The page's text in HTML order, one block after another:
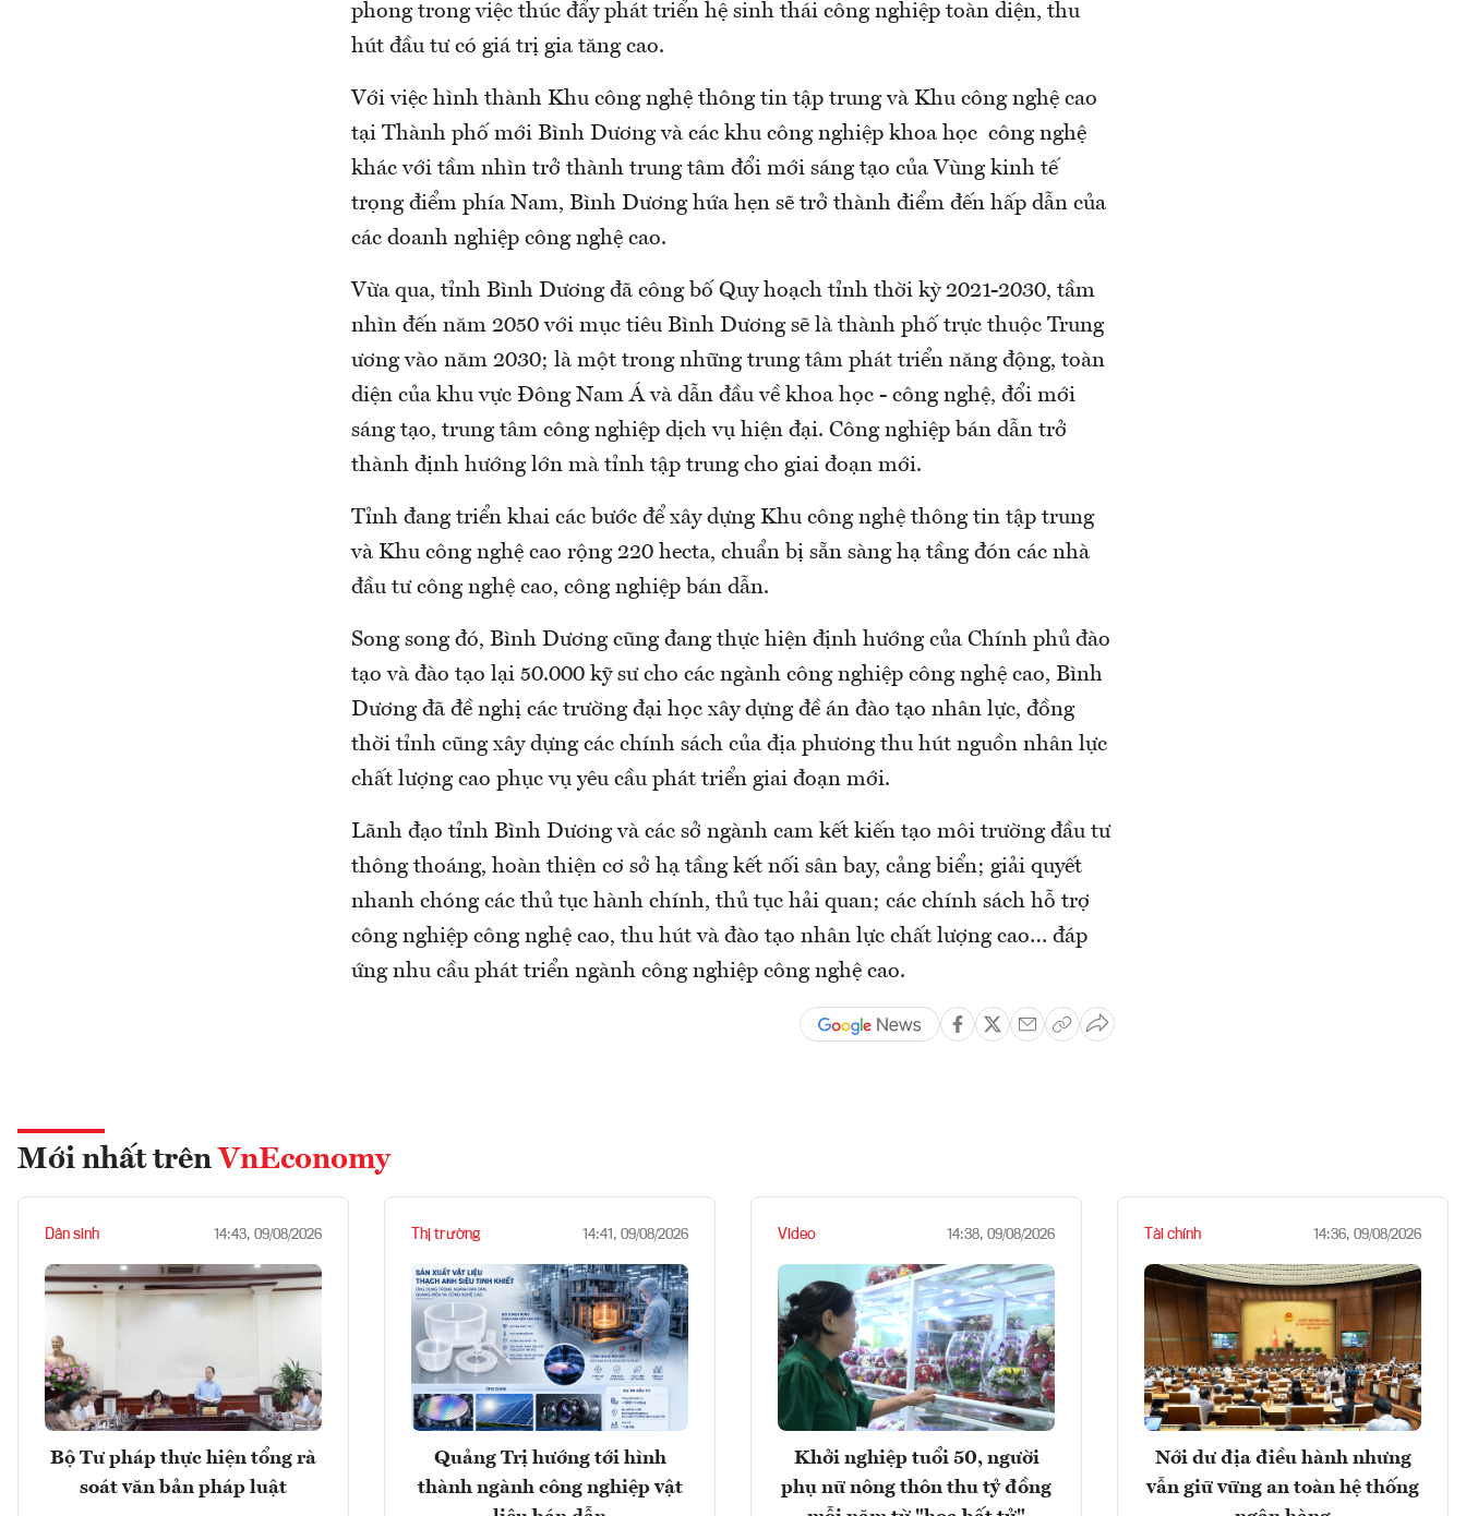
phong trong việc thúc đẩy phát triển hệ sinh thái công nghiệp toàn diện, thu
hút đầu tư có giá trị gia tăng cao.
Với việc hình thành Khu công nghệ thông tin tập trung và Khu công nghệ cao
tại Thành phố mới Bình Dương và các khu công nghiệp khoa học công nghệ
khác với tầm nhìn trở thành trung tâm đổi mới sáng tạo của Vùng kinh tế
trọng điểm phía Nam, Bình Dương hứa hẹn sẽ trở thành điểm đến hấp dẫn của
các doanh nghiệp công nghệ cao.
Vừa qua, tỉnh Bình Dương đã công bố Quy hoạch tỉnh thời kỳ 2021-2030, tầm
nhìn đến năm 2050 với mục tiêu Bình Dương sẽ là thành phố trực thuộc Trung
ương vào năm 2030; là một trong những trung tâm phát triển năng động, toàn
diện của khu vực Đông Nam Á và dẫn đầu về khoa học - công nghệ, đổi mới
sáng tạo, trung tâm công nghiệp dịch vụ hiện đại. Công nghiệp bán dẫn trở
thành định hướng lớn mà tỉnh tập trung cho giai đoạn mới.
Tỉnh đang triển khai các bước để xây dựng Khu công nghệ thông tin tập trung
và Khu công nghệ cao rộng 220 hecta, chuẩn bị sẵn sàng hạ tầng đón các nhà
đầu tư công nghệ cao, công nghiệp bán dẫn.
Song song đó, Bình Dương cũng đang thực hiện định hướng của Chính phủ đào
tạo và đào tạo lại 50.000 kỹ sư cho các ngành công nghiệp công nghệ cao, Bình
Dương đã đề nghị các trường đại học xây dựng đề án đào tạo nhân lực, đồng
thời tỉnh cũng xây dựng các chính sách của địa phương thu hút nguồn nhân lực
chất lượng cao phục vụ yêu cầu phát triển giai đoạn mới.
Lãnh đạo tỉnh Bình Dương và các sở ngành cam kết kiến tạo môi trường đầu tư
thông thoáng, hoàn thiện cơ sở hạ tầng kết nối sân bay, cảng biển; giải quyết
nhanh chóng các thủ tục hành chính, thủ tục hải quan; các chính sách hỗ trợ
công nghiệp công nghệ cao, thu hút và đào tạo nhân lực chất lượng cao… đáp
ứng nhu cầu phát triển ngành công nghiệp công nghệ cao.
Mới nhất trên VnEconomy
Dân sinh 14:43, 09/08/2026
Bộ Tư pháp thực hiện tổng rà
soát văn bản pháp luật
Thị trường 14:41, 09/08/2026
Quảng Trị hướng tới hình
thành ngành công nghiệp vật
Video 14:38, 09/08/2026
Khởi nghiệp tuổi 50, người
phụ nữ nông thôn thu tỷ đồng
Tài chính 14:36, 09/08/2026
Nới dư địa điều hành nhưng
vẫn giữ vững an toàn hệ thống